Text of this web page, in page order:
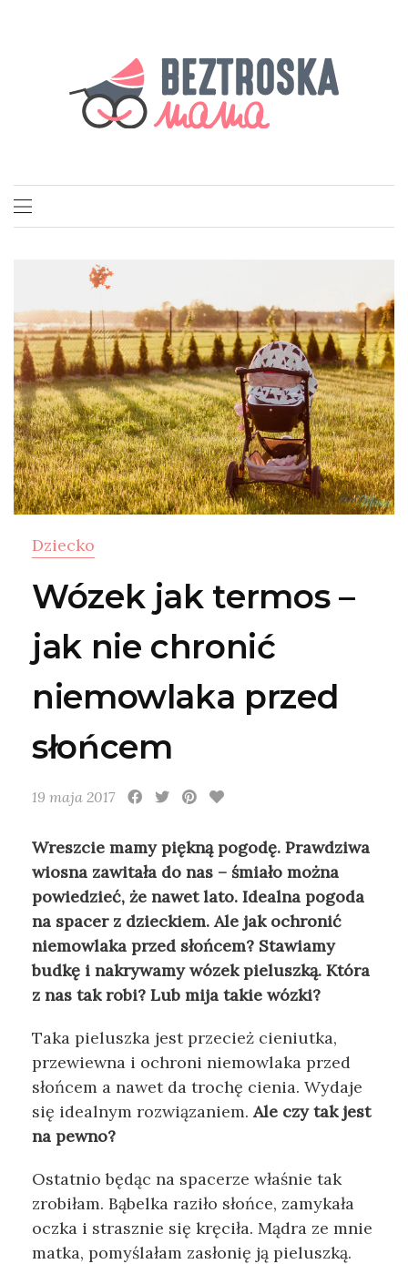
Dziecko
Wózek jak termos –
jak nie chronić
niemowlaka przed
słońcem
19 maja 2017
Wreszcie mamy piękną pogodę. Prawdziwa
wiosna zawitała do nas – śmiało można
powiedzieć, że nawet lato. Idealna pogoda
na spacer z dzieckiem. Ale jak ochronić
niemowlaka przed słońcem? Stawiamy
budkę i nakrywamy wózek pieluszką. Która
z nas tak robi? Lub mija takie wózki?
Taka pieluszka jest przecież cieniutka,
przewiewna i ochroni niemowlaka przed
słońcem a nawet da trochę cienia. Wydaje
się idealnym rozwiązaniem. Ale czy tak jest
na pewno?
Ostatnio będąc na spacerze właśnie tak
zrobiłam. Bąbelka raziło słońce, zamykała
oczka i strasznie się kręciła. Mądra ze mnie
matka, pomyślałam zasłonię ją pieluszką.